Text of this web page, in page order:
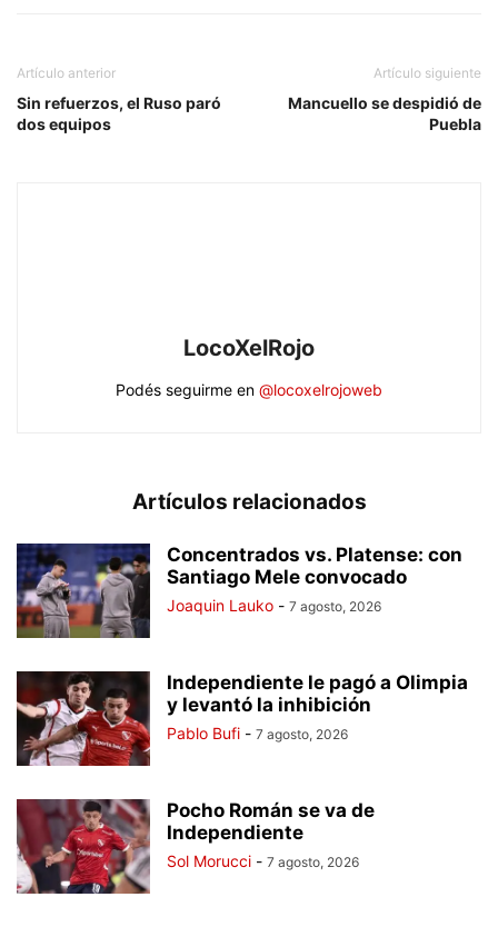
Artículo anterior
Sin refuerzos, el Ruso paró
dos equipos
Artículo siguiente
Mancuello se despidió de
Puebla
LocoXelRojo
Podés seguirme en @locoxelrojoweb
Artículos relacionados
Concentrados vs. Platense: con
Santiago Mele convocado
Joaquin Lauko - 7 agosto, 2026
Independiente le pagó a Olimpia
y levantó la inhibición
Pablo Bufi - 7 agosto, 2026
Pocho Román se va de
Independiente
Sol Morucci - 7 agosto, 2026